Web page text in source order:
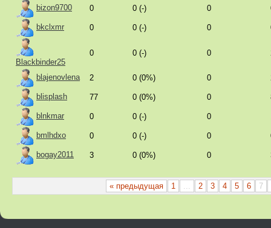
bizon9700 0 0 (-) 0
bkclxmr 0 0 (-) 0
Blackbinder25
0 0 (-) 0
blajenovlena 2 0 (0%) 0
blisplash 77 0 (0%) 0
blnkmar 0 0 (-) 0
bmlhdxo 0 0 (-) 0
bogay2011 3 0 (0%) 0
« предыдущая 1 ... 2 3 4 5 6 7